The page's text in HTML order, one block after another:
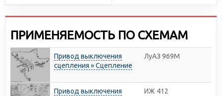
ПРИМЕНЯЕМОСТЬ ПО СХЕМАМ
Привод выключения
сцепления » Сцепление
ЛуАЗ 969М
Привод выключения
ИЖ 412